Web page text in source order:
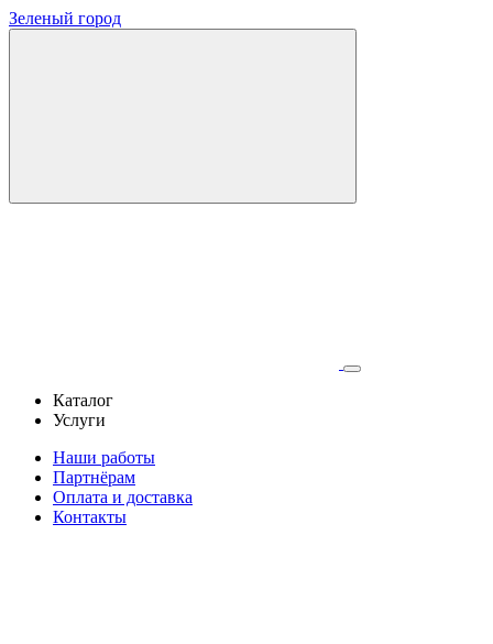
Зеленый город
Каталог
Услуги
Наши работы
Партнёрам
Оплата и доставка
Контакты